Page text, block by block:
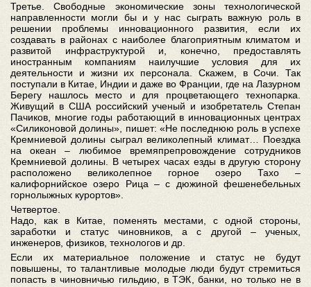
Третье. Свободные экономические зоны технологической
направленности могли бы и у нас сыграть важную роль в
решении проблемы инновационного развития, если их
создавать в районах с наиболее благоприятным климатом и
развитой инфраструктурой и, конечно, предоставлять
иностранным компаниям наилучшие условия для их
деятельности и жизни их персонала. Скажем, в Сочи. Так
поступали в Китае, Индии и даже во Франции, где на Лазурном
Берегу нашлось место и для процветающего технопарка.
Живущий в США российский ученый и изобретатель Степан
Пачиков, многие годы работающий в инновационных центрах
«Силиконовой долины», пишет: «Не последнюю роль в успехе
Кремниевой долины сыграл великолепный климат… Поездка
на океан – любимое времяпрепровождение сотрудников
Кремниевой долины. В четырех часах езды в другую сторону
расположено великолепное горное озеро Тахо –
калифорнийское озеро Рица – с дюжиной фешенебельных
горнолыжных курортов».
Четвертое.
Надо, как в Китае, поменять местами, с одной стороны,
заработки и статус чиновников, а с другой – ученых,
инженеров, физиков, технологов и др.
Если их материальное положение и статус не будут
повышены, то талантливые молодые люди будут стремиться
попасть в чиновничью гильдию, в ТЭК, банки, но только не в